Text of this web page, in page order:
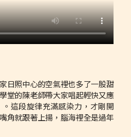
日照中心的空氣裡也多了一股甜
堂的陳老師帶大家唱起輕快又應
這段旋律充滿感染力，才剛開
角就跟著上揚，腦海裡全是過年